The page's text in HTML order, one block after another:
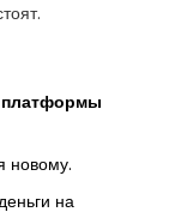
платформы
новому.
на